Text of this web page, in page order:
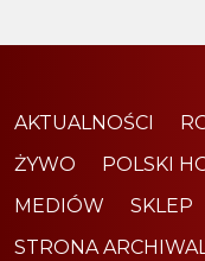
AKTUALNOŚCI
ŻYWO
POLSKI
MEDIÓW
SKLEP
STRONA